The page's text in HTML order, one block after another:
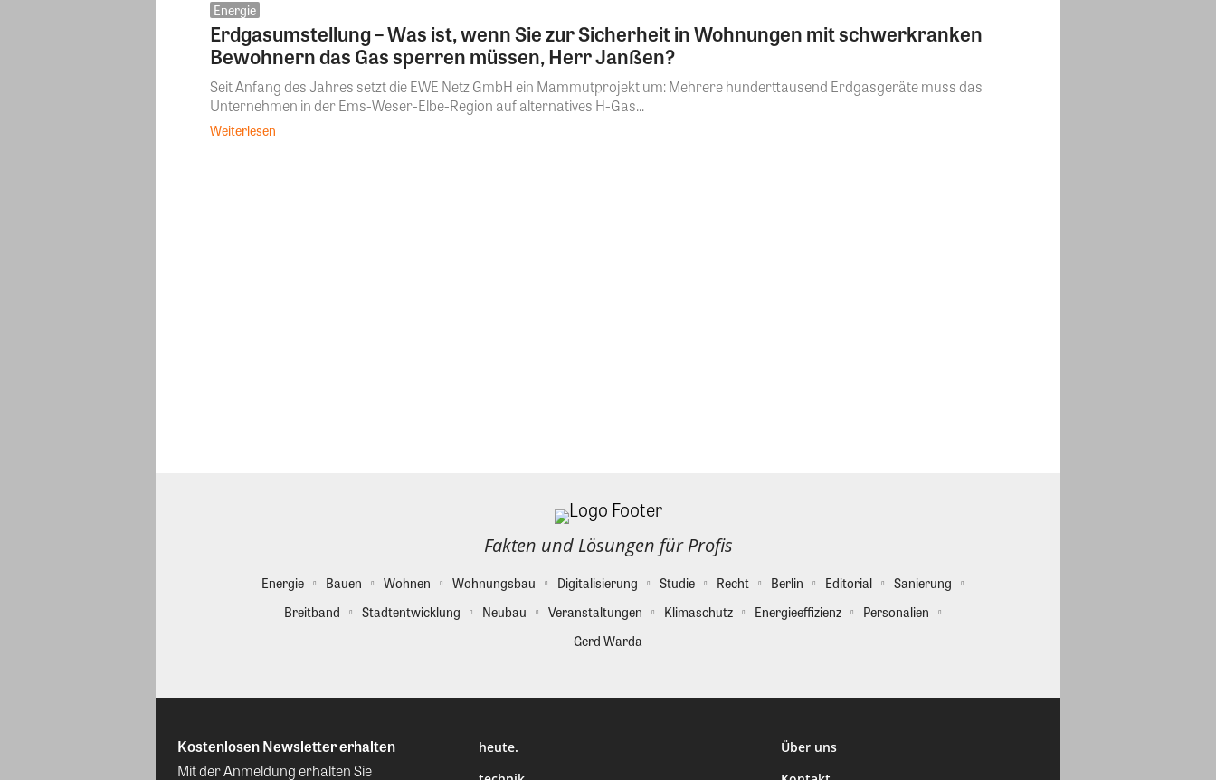
Energie
Erdgasumstellung – Was ist, wenn Sie zur Sicherheit in Wohnungen mit schwerkranken
Bewohnern das Gas sperren müssen, Herr Janßen?
Seit Anfang des Jahres setzt die EWE Netz GmbH ein Mammutprojekt um: Mehrere hunderttausend Erdgasgeräte muss das
Unternehmen in der Ems-Weser-Elbe-Region auf alternatives H-Gas...
Weiterlesen
Fakten und Lösungen für Profis
Energie Bauen Wohnen Wohnungsbau Digitalisierung Studie Recht Berlin Editorial
Sanierung
Breitband
Stadtentwicklung Neubau Veranstaltungen Klimaschutz Energieeffizienz
Personalien
Gerd Warda
Kostenlosen Newsletter erhalten
Mit der Anmeldung erhalten Sie
heute.
Über uns